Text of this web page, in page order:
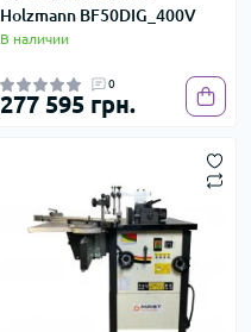
Holzmann BF50DIG_400V
В наличии
0
277 595 грн.